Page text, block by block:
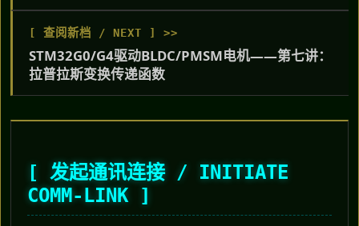
[ 查阅新档 / NEXT ] >>
STM32G0/G4驱动BLDC/PMSM电机——第七讲：
拉普拉斯变换传递函数
[ 发起通讯连接 / INITIATE
COMM-LINK ]